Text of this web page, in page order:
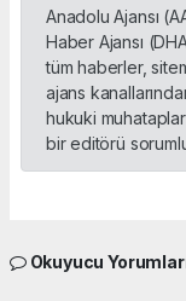
Anadolu Ajansı
Haber Ajansı
tüm haberler,
ajans
hukuki
bir editörü
Okuyucu